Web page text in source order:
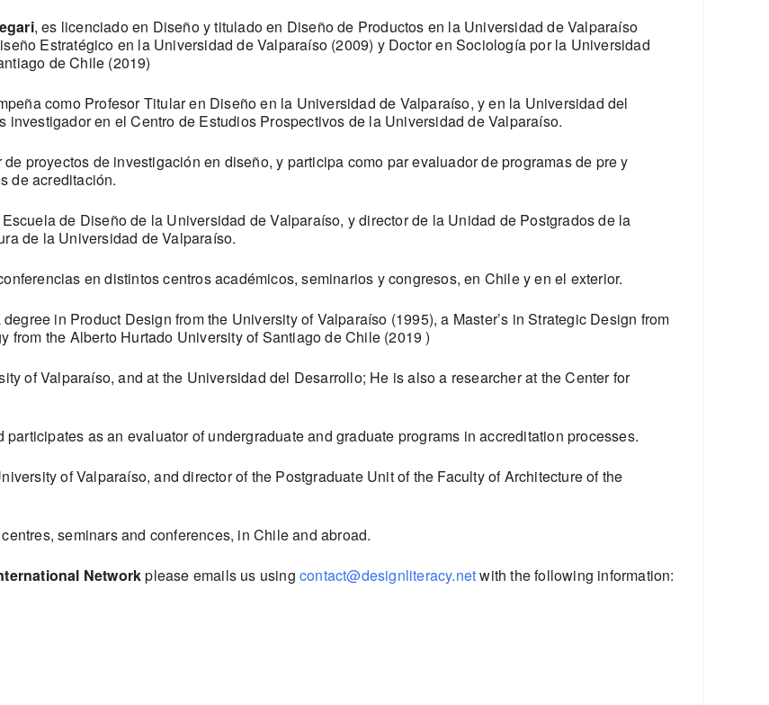
, es licenciado en Diseño y titulado en Diseño de Productos en la Universidad de Valparaíso
Estratégico en la Universidad de Valparaíso (2009) y Doctor en Sociología por la Universidad
de Chile (2019)
como Profesor Titular en Diseño en la Universidad de Valparaíso, y en la Universidad del
investigador en el Centro de Estudios Prospectivos de la Universidad de Valparaíso.
proyectos de investigación en diseño, y participa como par evaluador de programas de pre y
de acreditación.
de Diseño de la Universidad de Valparaíso, y director de la Unidad de Postgrados de la
de la Universidad de Valparaíso.
en distintos centros académicos, seminarios y congresos, en Chile y en el exterior.
in Product Design from the University of Valparaíso (1995), a Master’s in Strategic Design from
the Alberto Hurtado University of Santiago de Chile (2019 )
of Valparaíso, and at the Universidad del Desarrollo; He is also a researcher at the Center for
as an evaluator of undergraduate and graduate programs in accreditation processes.
of Valparaíso, and director of the Postgraduate Unit of the Faculty of Architecture of the
seminars and conferences, in Chile and abroad.
Networkplease emails us usingcontact@designliteracy.netwith the following information: